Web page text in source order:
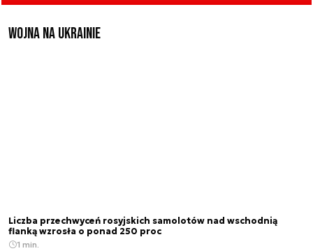
Wojna na Ukrainie
Liczba przechwyceń rosyjskich samolotów nad wschodnią
flanką wzrosła o ponad 250 proc
1 min.